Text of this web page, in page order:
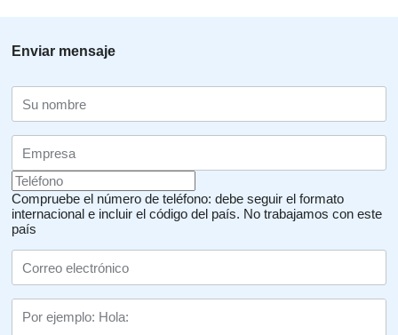
Enviar mensaje
Compruebe el número de teléfono: debe seguir el formato
internacional e incluir el código del país. No trabajamos con este
país